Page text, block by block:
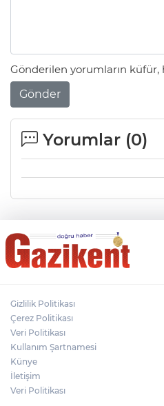
Gönderilen yorumların küfür,
Gönder
Yorumlar (0)
Gizlilik Politikası
Çerez Politikası
Veri Politikası
Kullanım Şartnamesi
Künye
İletişim
Veri Politikası